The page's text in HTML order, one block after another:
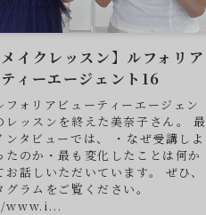
メイクレッスン】ルフォリア
ィーエージェント16
フォリアビューティーエージェン
レッスンを終えた美奈子さん。 最
ンタビューでは、 ・なぜ受講しよ
たのか・最も変化したことは何か
お話しいただいています。 ぜひ、
グラムをご覧ください。